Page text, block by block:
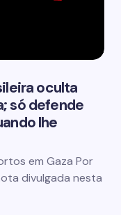
oculta
só defende
lhe
em Gaza Por
divulgada nesta